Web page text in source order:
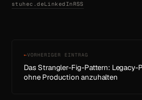
stuhec.deLinkedInRSS
←VORHERIGER EINTRAG
Das Strangler-Fig-Pattern: Legacy-
ohne Production anzuhalten